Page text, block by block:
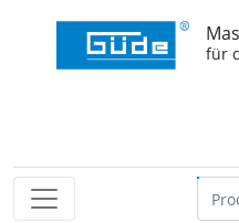
für